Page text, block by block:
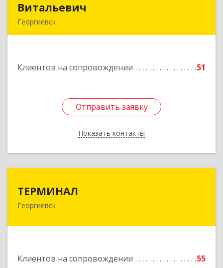
Витальевич
Георгиевск
Клиентов на сопровождении 51
Отправить заявку
Показать контакты
Отправить заявку
Назад
ТЕРМИНАЛ
Георгиевск
Клиентов на сопровождении
55
357820, Ставропольский край, Георгиевск г,